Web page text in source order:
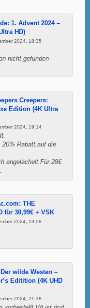
1. Advent 2024 –
HD)
2024, 18:35
nicht gefunden
Creepers:
Edition (4K Ultra
2024, 19:14
20% Rabatt,auf die
angelächelt.Für 28€
THE
für 30,99€ + VSK
2024, 19:08
wilde Westen –
Editition (4K UHD
2024, 21:38